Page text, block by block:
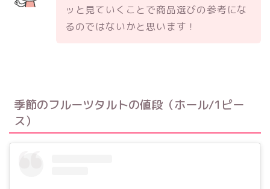
ッと見ていくことで商品選びの参考にな
るのではないかと思います！
季節のフルーツタルトの値段（ホール/1ピー
ス）